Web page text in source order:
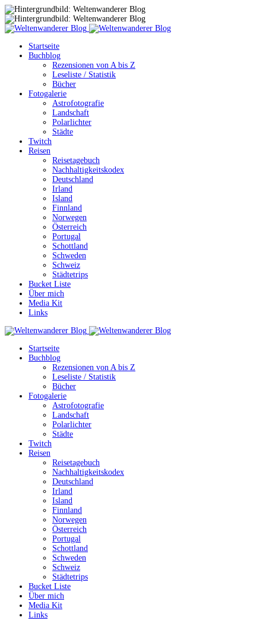
Startseite
Buchblog
Rezensionen von A bis Z
Leseliste / Statistik
Bücher
Fotogalerie
Astrofotografie
Landschaft
Polarlichter
Städte
Twitch
Reisen
Reisetagebuch
Nachhaltigkeitskodex
Deutschland
Irland
Island
Finnland
Norwegen
Österreich
Portugal
Schottland
Schweden
Schweiz
Städtetrips
Bucket Liste
Über mich
Media Kit
Links
Startseite
Buchblog
Rezensionen von A bis Z
Leseliste / Statistik
Bücher
Fotogalerie
Astrofotografie
Landschaft
Polarlichter
Städte
Twitch
Reisen
Reisetagebuch
Nachhaltigkeitskodex
Deutschland
Irland
Island
Finnland
Norwegen
Österreich
Portugal
Schottland
Schweden
Schweiz
Städtetrips
Bucket Liste
Über mich
Media Kit
Links